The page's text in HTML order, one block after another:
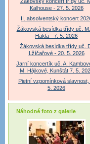
Kalhouse - 27. 5. 2026
II. absolventský koncert
Žákovská besídka třídy uč.
Hakla - 7. 5. 2026
Žákovská besídka třídy uč.
Lžíčařové - 20. 5. 2026
Jarní koncertík uč. A.
M. Hájkové, Kunštát 7. 5.
Pietní vzpomínková slavnost,
5. 2026
Náhodné foto z galerie